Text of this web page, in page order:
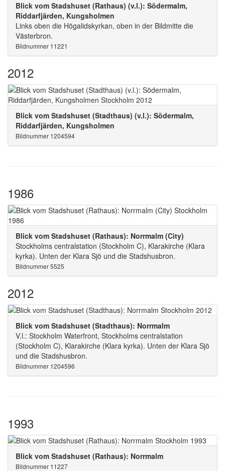
Blick vom Stadshuset (Rathaus) (v.l.): Södermalm,
Riddarfjärden, Kungsholmen
Links oben die Högalidskyrkan, oben in der Bildmitte die
Västerbron.
Bildnummer 11221
2012
Blick vom Stadshuset (Stadthaus) (v.l.): Södermalm,
Riddarfjärden, Kungsholmen
Bildnummer 1204594
1986
Blick vom Stadshuset (Rathaus): Norrmalm (City)
Stockholms centralstation (Stockholm C), Klarakirche (Klara
kyrka). Unten der Klara Sjö und die Stadshusbron.
Bildnummer 5525
2012
Blick vom Stadshuset (Stadthaus): Norrmalm
V.l.: Stockholm Waterfront, Stockholms centralstation
(Stockholm C), Klarakirche (Klara kyrka). Unten der Klara Sjö
und die Stadshusbron.
Bildnummer 1204596
1993
Blick vom Stadshuset (Rathaus): Norrmalm
Bildnummer 11227